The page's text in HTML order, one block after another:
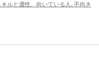
ルと適性、向いている人､不向き